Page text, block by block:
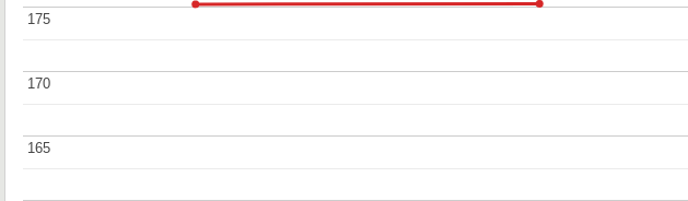
165
165
170
170
175
175